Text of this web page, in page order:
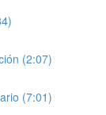
(2:07)
(7:01)